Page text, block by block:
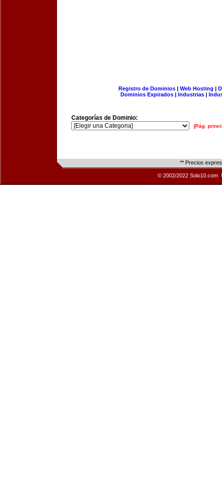
Registro de Dominios| Web Hosting |
Dominios Expirados | Industrias |
Categorías de Dominio:
[Pág.
** Precios
© 2002/2022 Solo10.com